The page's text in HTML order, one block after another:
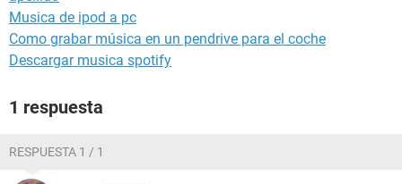
Musica de ipod a pc
Como grabar música en un pendrive para el coche
Descargar musica spotify
1 respuesta
RESPUESTA 1 / 1